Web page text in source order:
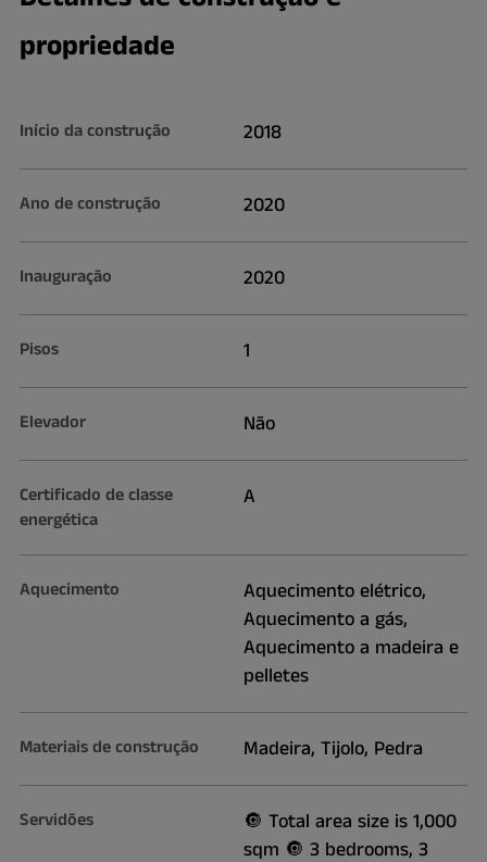
propriedade
Início da construção 2018
Ano de construção 2020
Inauguração 2020
Pisos 1
Elevador Não
Certificado de classe
energética
A
Aquecimento
Aquecimento elétrico,
Aquecimento a gás,
Aquecimento a madeira e
pelletes
Materiais de construção Madeira, Tijolo, Pedra
Servidões
🔘 Total area size is 1,000
sqm 🔘 3 bedrooms, 3